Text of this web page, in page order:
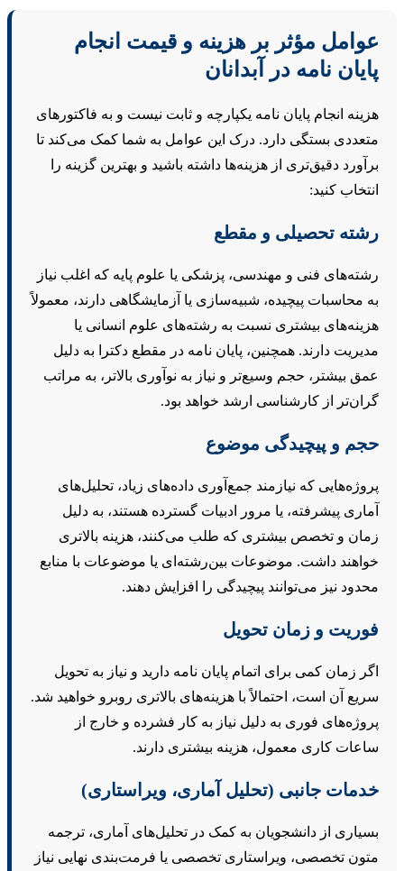
مؤثر بر هزینه و قیمت انجام
نامه در آبدانان
انجام پایان نامه یکپارچه و ثابت نیست و به فاکتورهای
بستگی دارد. درک این عوامل به شما کمک می‌کند تا
دقیق‌تری از هزینه‌ها داشته باشید و بهترین گزینه را
کنید:
تحصیلی و مقطع
فنی و مهندسی، پزشکی یا علوم پایه که اغلب نیاز
محاسبات پیچیده، شبیه‌سازی یا آزمایشگاهی دارند، معمولاً
بیشتری نسبت به رشته‌های علوم انسانی یا
دارند. همچنین، پایان نامه در مقطع دکترا به دلیل
بیشتر، حجم وسیع‌تر و نیاز به نوآوری بالاتر، به مراتب
از کارشناسی ارشد خواهد بود.
و پیچیدگی موضوع
که نیازمند جمع‌آوری داده‌های زیاد، تحلیل‌های
پیشرفته، یا مرور ادبیات گسترده هستند، به دلیل
و تخصص بیشتری که طلب می‌کنند، هزینه بالاتری
داشت. موضوعات بین‌رشته‌ای یا موضوعات با منابع
نیز می‌توانند پیچیدگی را افزایش دهند.
و زمان تحویل
زمان کمی برای اتمام پایان نامه دارید و نیاز به تحویل
آن است، احتمالاً با هزینه‌های بالاتری روبرو خواهید شد.
فوری به دلیل نیاز به کار فشرده و خارج از
کاری معمول، هزینه بیشتری دارند.
جانبی (تحلیل آماری، ویراستاری)
از دانشجویان به کمک در تحلیل‌های آماری، ترجمه
تخصصی، ویراستاری تخصصی یا فرمت‌بندی نهایی نیاز